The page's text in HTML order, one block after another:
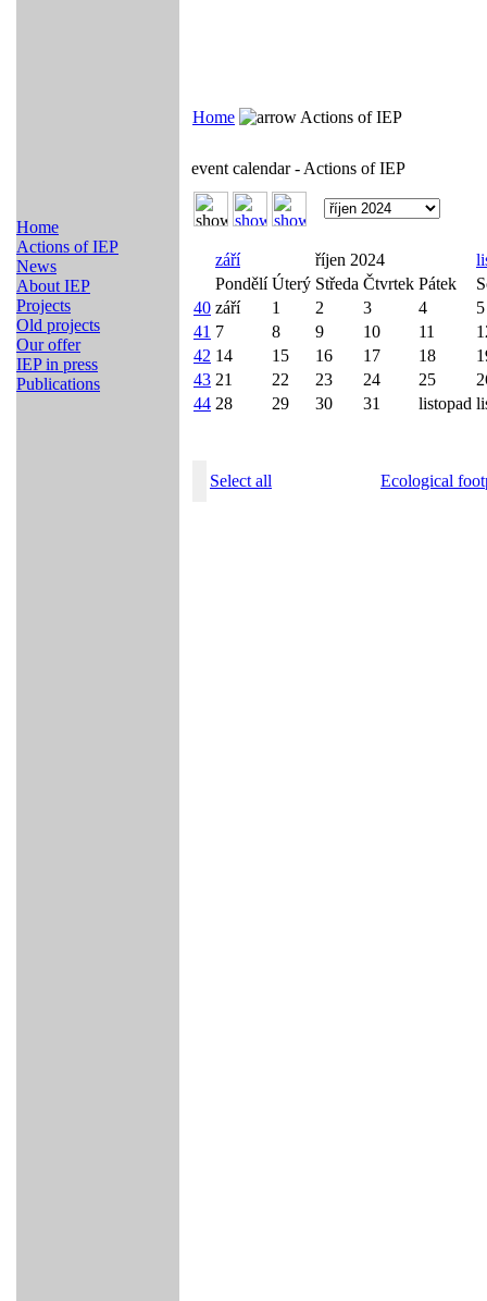
Home
Actions of IEP
News
About IEP
Projects
Old projects
Our offer
IEP in press
Publications
Home Actions of IEP
event calendar - Actions of IEP
září říjen 2024
Pondělí Úterý Středa Čtvrtek Pátek
40 září 1 2 3 4
5
41 7 8 9 10 11
42 14 15 16 17 18
43 21 22 23 24 25
44 28 29 30 31 listopad
Select all Ecological